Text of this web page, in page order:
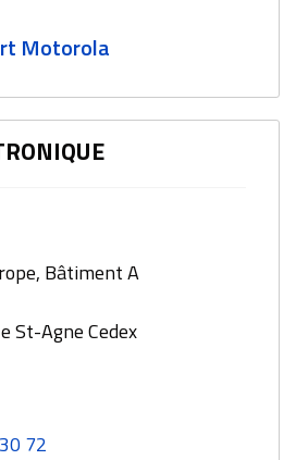
Motorola
Bâtiment A
St-Agne Cedex
72